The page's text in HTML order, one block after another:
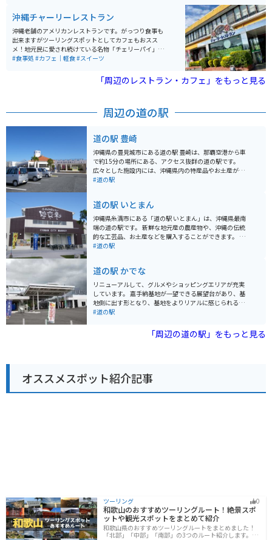
ルーツウォッチング、琉球ガラスと工房体験、琉球王国
城下町、エイサーショー公演やハブとマングースのショ
ーなどを見学するルートになっています。
沖縄チャーリーレストラン
沖縄老舗のアメリカンレストランです。がっつり食事も
出来ますがツーリングスポットとしてカフェもおスス
メ！地元民に愛され続けている名物「チェリーパイ」
（今はチェリーアップルパイ）は是非食べたいメニュ
切で駐車場も広くてゆったり、２F席もくつろげます。
#食事処 #カフェ｜軽食#スイーツ
「周辺のレストラン・カフェ」をもっと見る
周辺の道の駅
道の駅 豊崎
沖縄県の豊見城市にある道の駅 豊崎は、那覇空港から車
で約15分の場所にある、アクセス抜群の道の駅です。
広々とした施設内には、沖縄県内の特産品やお土産が購
入できる物産センターや、沖縄そばなどの沖縄料理が楽
駅 豊崎は、美しいビーチが広がる豊崎海浜公園に隣接し
ているのも魅力です。公園内には、遊歩道や展望台が整
備されており、青い海と空を眺めながら、のんびりと過
ごすことができます。夕日の絶景スポットとしても知ら
れており、ロマンチックなひとときを過ごしたい方にも
車場なので、バイクを停める場所にも困りません。道の
駅周辺は、交通量が多いので、走行には注意が必要で
す。
#道の駅
道の駅 いとまん
沖縄県糸満市にある「道の駅 いとまん」は、沖縄県最南
端の道の駅です。 新鮮な地元産の農産物や、沖縄の伝統
的な工芸品、お土産などを購入することができます。 特
に、併設されている「糸満漁業協同組合 魚販売センタ
イベントも開催されることがあるので、事前に確認して
おくと良いでしょう。 バイクで訪れる場合は、道の駅に
隣接する「糸満市観光農園」に、無料で利用できる屋根
付きのバイク駐輪場があるので安心です。 道の駅の周辺
には、沖縄戦の激戦地となった「平和祈念公園」や、美
美味しいものを楽しめる「道の駅 いとまん」は、沖縄観
#道の駅
道の駅 かでな
リニューアルして、グルメやショッピングエリアが充実
しています。 嘉手納基地が一望できる展望台があり、基
地側に出す形となり、基地をよりリアルに感じられるよ
うになっています。 また3階には学習展示室もあり、平
中心に沖縄農産物やお土産も種類豊富に販売しておりま
#道の駅
「周辺の道の駅」をもっと見る
オススメスポット紹介記事
ツーリング 0
和歌山のおすすめツーリングルート！絶景スポ
ットや観光スポットをまとめて紹介
和歌山県のおすすめツーリングルートをまとめました！
「北部」「中部」「南部」の3つのルート紹介します。海